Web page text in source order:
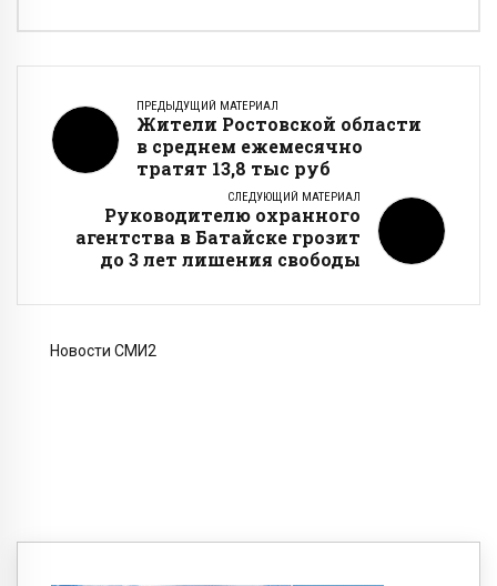
ПРЕДЫДУЩИЙ МАТЕРИАЛ
Жители Ростовской области
в среднем ежемесячно
тратят 13,8 тыс руб
СЛЕДУЮЩИЙ МАТЕРИАЛ
Руководителю охранного
агентства в Батайске грозит
до 3 лет лишения свободы
Новости СМИ2